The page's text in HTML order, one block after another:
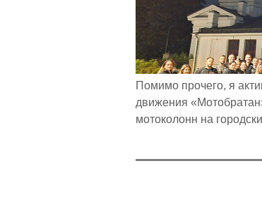
ОРГАНИЗАТОРЫ
Помимо прочего, я
движения
мотоколонн на